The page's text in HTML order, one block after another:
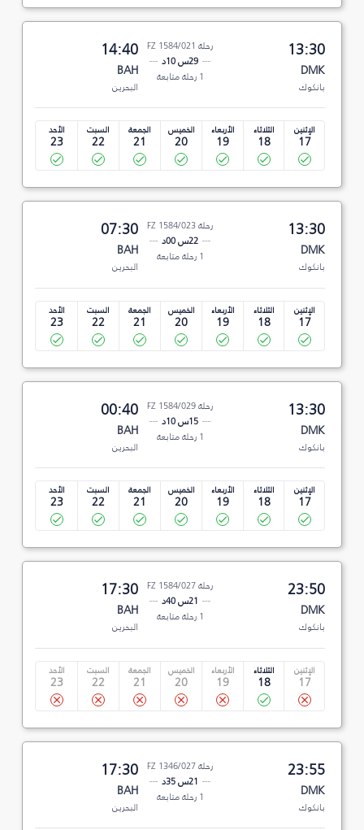
13:30
DMK
بانكوك
رحلة FZ 1584/021
29س 10د
1 رحلة متابعة
14:40
BAH
البحرين
الإثنين
17
الثلاثاء
18
الأربعاء
19
الخميس
20
الجمعة
21
السبت
22
الأحد
23
13:30
DMK
بانكوك
رحلة FZ 1584/023
22س 00د
1 رحلة متابعة
07:30
BAH
البحرين
الإثنين
17
الثلاثاء
18
الأربعاء
19
الخميس
20
الجمعة
21
السبت
22
الأحد
23
13:30
DMK
بانكوك
رحلة FZ 1584/029
15س 10د
1 رحلة متابعة
00:40
BAH
البحرين
الإثنين
17
الثلاثاء
18
الأربعاء
19
الخميس
20
الجمعة
21
السبت
22
الأحد
23
23:50
DMK
بانكوك
رحلة FZ 1584/027
21س 40د
1 رحلة متابعة
17:30
BAH
البحرين
الإثنين
17
الثلاثاء
18
الأربعاء
19
الخميس
20
الجمعة
21
السبت
22
الأحد
23
23:55
DMK
بانكوك
رحلة FZ 1346/027
21س 35د
1 رحلة متابعة
17:30
BAH
البحرين